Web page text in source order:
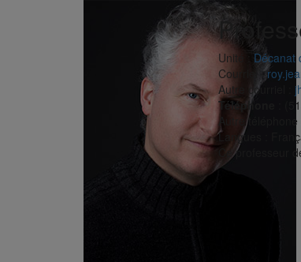
Unité
Décanat
Courriel
:
Autre courriel
Téléphone
:
Autre téléphone
Langues
:
Ce professeur